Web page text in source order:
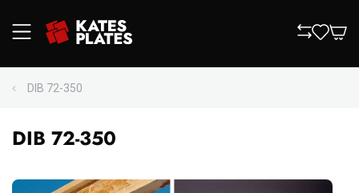
DIB 72-350
DIB 72-350